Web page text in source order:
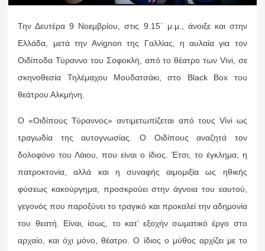
Την Δευτέρα 9 Νοεμβρίου, στις 9.15΄ μ.μ., άνοιξε και στην
Ελλάδα, μετά την Avignon της Γαλλίας, η αυλαία για τον
Οιδίποδα Τύραννο του Σοφοκλή, από το θέατρο των Vivi, σε
σκηνοθεσία Τηλέμαχου Μουδατσάκι, στο Black Box του
θεάτρου Αλκμήνη.
Ο «Οιδίπους Τύραννος» αντιμετωπίζεται από τους Vivi ως
τραγωδία της αυτογνωσίας. Ο Οιδίπους αναζητά τον
δολοφόνο του Λάιου, που είναι ο ίδιος. Έτσι, το έγκλημα, η
πατροκτονία, αλλά και η συναφής αιμομιξία ως ηθικής
φύσεως κακούργημα, προσκρούει στην άγνοια του εαυτού,
γεγονός που παροξύνει το τραγικό και προκαλεί την αδημονία
του θεατή. Είναι, ίσως, το κατ’ εξοχήν σωματικό έργο στο
αρχαίο, και όχι μόνο, θέατρο. Ο ίδιος ο μύθος αρχίζει με το